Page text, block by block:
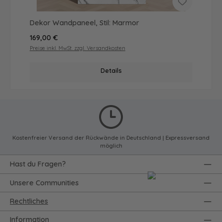
Dekor Wandpaneel, Stil: Marmor
Regulärer Preis:
169,00 €
Preise inkl. MwSt. zzgl. Versandkosten
Details
Kostenfreier Versand der Rückwände in Deutschland | Expressversand
möglich
Rechtliches
Information
Hast du Fragen?
Unsere Communities